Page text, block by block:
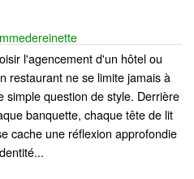
l'agencement d'un hôtel ou
restaurant ne se limite jamais à
simple question de style. Derrière
banquette, chaque tête de lit
cache une réflexion approfondie